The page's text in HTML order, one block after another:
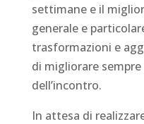
settimane e il
generale e
trasformazioni e
di migliorare sempre
dell’incontro.
In attesa di